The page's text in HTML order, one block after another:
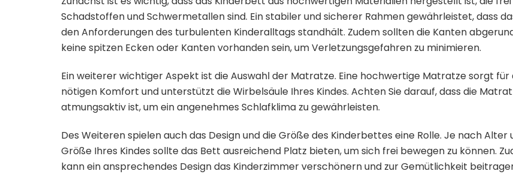
Schadstoffen und Schwermetallen sind. Ein stabiler und sicherer Rahmen gewährleistet, dass
den Anforderungen des turbulenten Kinderalltags standhält. Zudem sollten die Kanten
keine spitzen Ecken oder Kanten vorhanden sein, um Verletzungsgefahren zu minimieren.
Ein weiterer wichtiger Aspekt ist die Auswahl der Matratze. Eine hochwertige Matratze sorgt für
nötigen Komfort und unterstützt die Wirbelsäule Ihres Kindes. Achten Sie darauf, dass die
atmungsaktiv ist, um ein angenehmes Schlafklima zu gewährleisten.
Des Weiteren spielen auch das Design und die Größe des Kinderbettes eine Rolle. Je nach Alter
Größe Ihres Kindes sollte das Bett ausreichend Platz bieten, um sich frei bewegen zu können.
kann ein ansprechendes Design das Kinderzimmer verschönern und zur Gemütlichkeit